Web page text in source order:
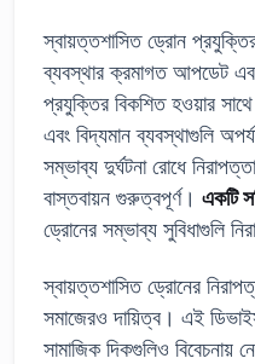
স্বায়ত্তশাসিত ড্রোন
ব্যবস্থার ক্রমাগত আপডেট
প্রযুক্তির বিকশিত হওয়ার
এবং বিদ্যমান ব্যবস্থাগুলি
সম্ভাব্য দুর্ঘটনা রোধে
বাস্তবায়ন গুরুত্বপূর্ণ। একটি
ড্রোনের সম্ভাব্য সুবিধাগুলি
স্বায়ত্তশাসিত ড্রোনের
সমাজেরও দায়িত্ব। এই
সামাজিক দিকগুলিও